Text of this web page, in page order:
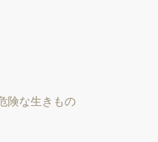
険な生きもの